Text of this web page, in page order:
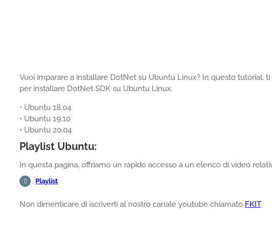
Vuoi imparare a installare DotNet su Ubuntu Linux? In questo tutorial,
per installare DotNet SDK su Ubuntu Linux.
• Ubuntu 18.04
• Ubuntu 19.10
• Ubuntu 20.04
Playlist Ubuntu:
In questa pagina, offriamo un rapido accesso a un elenco di video
Playlist
Non dimenticare di iscriverti al nostro canale youtube chiamato FKIT.